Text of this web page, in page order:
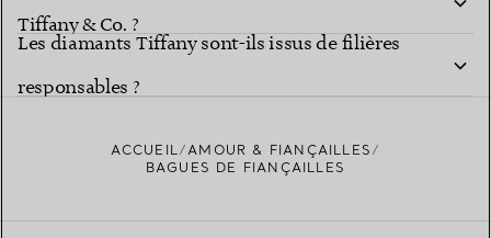
différentes formes
Tiffany & Co. ?
Les diamants Tiffany sont-ils issus de filières
responsables ?
ACCUEIL
AMOUR & FIANÇAILLES
BAGUES DE FIANÇAILLES